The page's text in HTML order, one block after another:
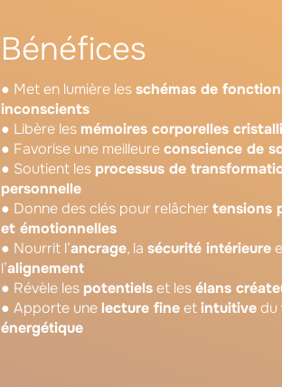
Bénéfices
● Met en lumière lesschémas de
inconscients
● Libère les mémoires corporelles
● Favorise une meilleureconscience de
● Soutient les processus de
personnelle
● Donne des clés pour relâchertensions
et émotionnelles
● Nourrit l’ancrage, la sécurité intérieure
l’alignement
● Révèle les potentielset lesélans
● Apporte une lecture fineetintuitivedu
énergétique